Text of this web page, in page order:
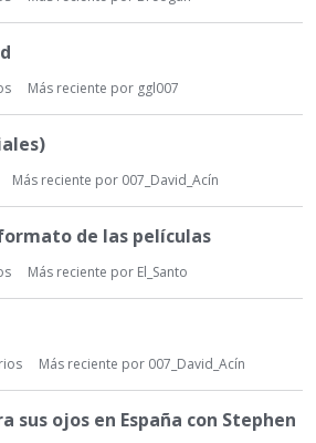
Más reciente por ggl007
Más reciente por 007_David_Acín
de las películas
Más reciente por El_Santo
Más reciente por 007_David_Acín
sus ojos en España con Stephen